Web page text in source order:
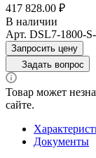
417 828.00 ₽
В наличии
Арт. DSL7-1800-
Запросить цену
Задать вопрос
Товар может
сайте.
Документы